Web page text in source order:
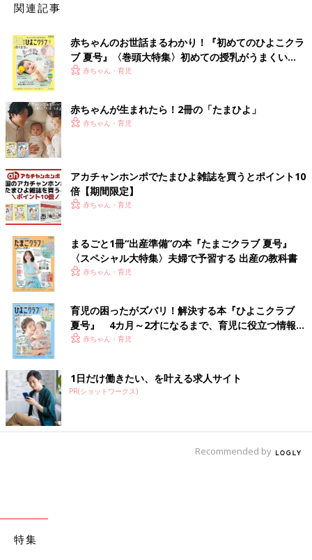
関連記事
赤ちゃんのお世話まるわかり！『初めてのひよこクラ
ブ 夏号』〈巻頭大特集〉初めての授乳がうまくい
く！ おっぱい・ミルクの基本と夏のトラブル 解決テ
赤ちゃん・育児
赤ちゃんが生まれたら！2冊の「たまひよ」
赤ちゃん・育児
アカチャンホンポでたまひよ雑誌を買うとポイント10
倍【期間限定】
赤ちゃん・育児
まるごと1冊“出産準備”の本『たまごクラブ 夏号』
〈スペシャル大特集〉夫婦で予習する 出産の教科書
赤ちゃん・育児
育児の困ったがズバリ！解決する本『ひよこクラブ
夏号』 4カ月～2才になるまで、育児に役立つ情報が
いっぱい！
赤ちゃん・育児
1日だけ働きたい、を叶える求人サイト
PR(ショットワークス)
Recommended by
特集